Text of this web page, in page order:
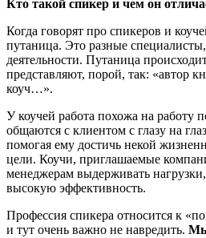
Кто такой спикер и чем он
Когда говорят про спикеров и
путаница. Это разные
деятельности. Путаница
представляют, порой, так: «автор
коуч…».
У коучей работа похожа на работу
общаются с клиентом с глазу на
помогая ему достичь некой
цели. Коучи, приглашаемые
менеджерам выдерживать
высокую эффективность.
Профессия спикера относится к
и тут очень важно не навредить. Мы